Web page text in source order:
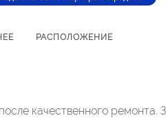
РАСПОЛОЖЕНИЕ
качественного ремонта.